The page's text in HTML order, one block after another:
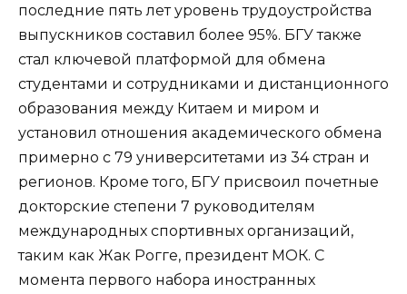
последние пять лет уровень трудоустройства
выпускников составил более 95%. БГУ также
стал ключевой платформой для обмена
студентами и сотрудниками и дистанционного
образования между Китаем и миром и
установил отношения академического обмена
примерно с 79 университетами из 34 стран и
регионов. Кроме того, БГУ присвоил почетные
докторские степени 7 руководителям
международных спортивных организаций,
таким как Жак Рогге, президент МОК. С
момента первого набора иностранных